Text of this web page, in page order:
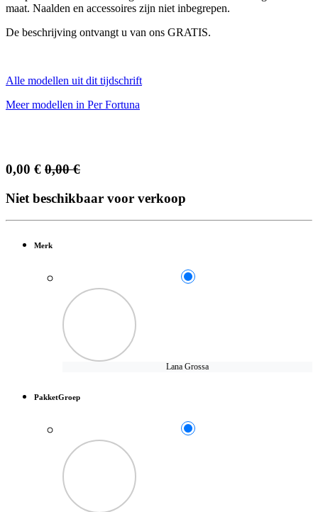
maat. Naalden en accessoires zijn niet inbegrepen.
De beschrijving ontvangt u van ons GRATIS.
Alle modellen uit dit tijdschrift
Meer modellen in Per Fortuna
0,00 € 0,00€
Niet beschikbaar voor verkoop
Merk
Lana Grossa
PakketGroep